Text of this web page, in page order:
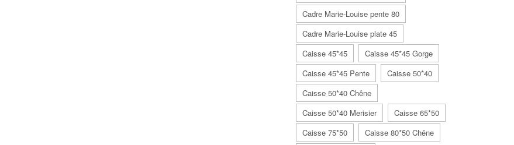
Cadre Marie-Louise pente 80
Cadre Marie-Louise plate 45
Caisse 45*45
Caisse 45*45 Gorge
Caisse 45*45 Pente
Caisse 50*40
Caisse 50*40 Chêne
Caisse 50*40 Merisier
Caisse 65*50
Caisse 75*50
Caisse 80*50 Chêne